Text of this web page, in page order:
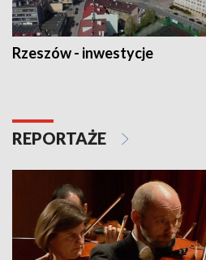
Rzeszów - inwestycje
REPORTAŻE